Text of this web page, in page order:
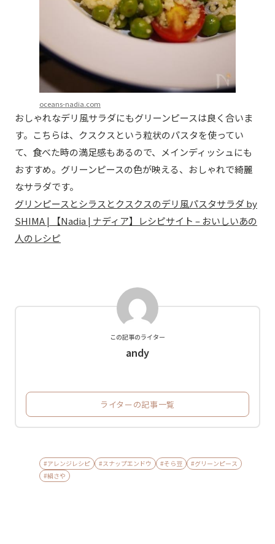
oceans-nadia.com
おしゃれなデリ風サラダにもグリーンピースは良く合いま
す。こちらは、クスクスという粒状のパスタを使ってい
て、食べた時の満足感もあるので、メインディッシュにも
おすすめ。グリーンピースの色が映える、おしゃれで綺麗
なサラダです。
グリンピースとシラスとクスクスのデリ風パスタサラダ by
SHIMA | 【Nadia | ナディア】レシピサイト – おいしいあの
人のレシピ
この記事のライター
andy
ライターの記事一覧
#アレンジレシピ #スナップエンドウ #そら豆
#グリーンピース
#絹さや